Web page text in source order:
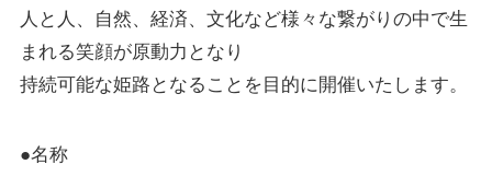
人と人、自然、経済、文化など様々な繋がりの中で生
まれる笑顔が原動力となり
持続可能な姫路となることを目的に開催いたします。
●名称